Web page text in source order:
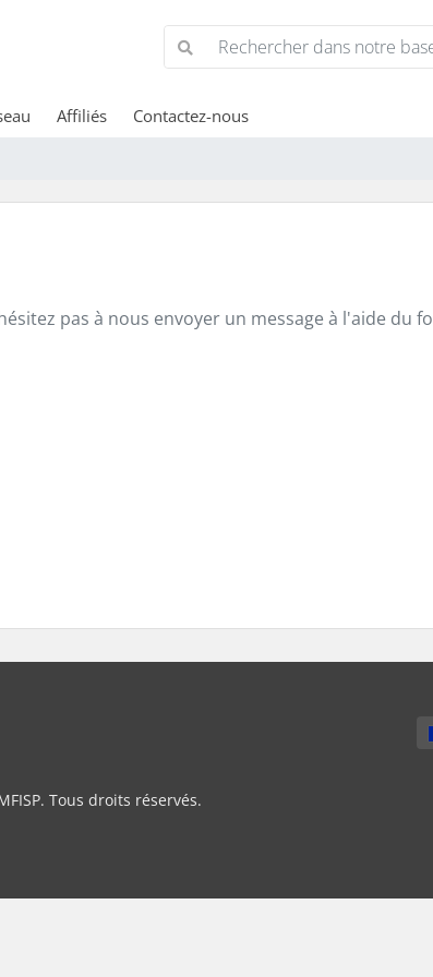
Affiliés Contactez-nous
pas à nous envoyer un message à l'aide du
Tous droits réservés.